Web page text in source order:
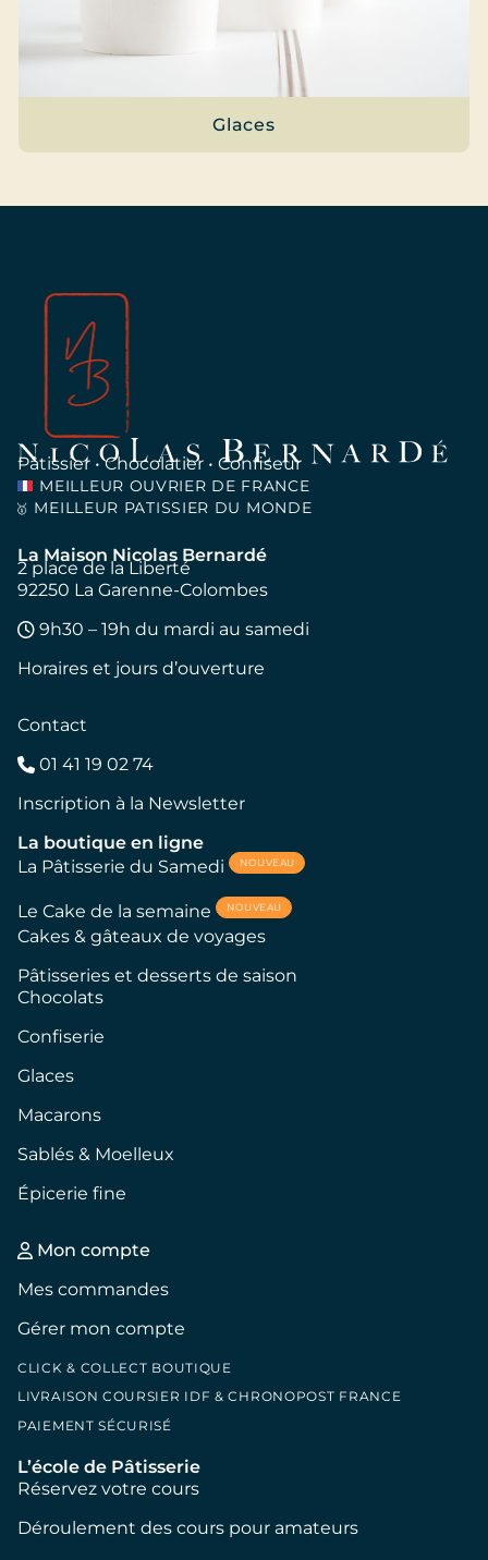
Glaces
Pâtissier • Chocolatier • Confiseur
MEILLEUR OUVRIER DE FRANCE
🥇 MEILLEUR PATISSIER DU MONDE
La Maison Nicolas Bernardé
2 place de la Liberté
92250 La Garenne-Colombes
9h30 – 19h du mardi au samedi
Horaires et jours d’ouverture
Contact
01 41 19 02 74
Inscription à la Newsletter
La boutique en ligne
La Pâtisserie du Samedi
NOUVEAU
Le Cake de la semaine NOUVEAU
Cakes & gâteaux de voyages
Pâtisseries et desserts de saison
Chocolats
Confiserie
Glaces
Macarons
Sablés & Moelleux
Épicerie fine
Mon compte
Mes commandes
Gérer mon compte
CLICK & COLLECT BOUTIQUE
LIVRAISON COURSIER IDF & CHRONOPOST FRANCE
PAIEMENT SÉCURISÉ
L’école de Pâtisserie
Réservez votre cours
Déroulement des cours pour amateurs